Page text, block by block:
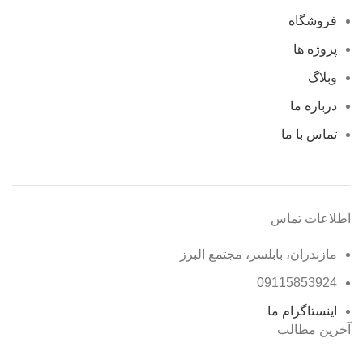
فروشگاه
پروژه ها
وبلاگ
درباره ما
تماس با ما
اطلاعات تماس
مازندران، بابلسر، مجتمع البرز
09115853924
اینستاگرام ما
آخرین مطالب